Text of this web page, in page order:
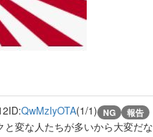
ID:QwMzIyOTA(1/1) NG 報告
変な人たちが多いから大変だな